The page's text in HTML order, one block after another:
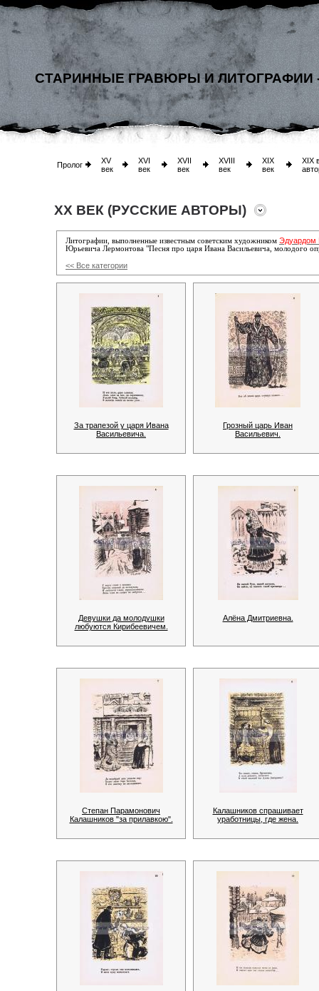
СТАРИННЫЕ ГРАВЮРЫ И ЛИТОГРАФИИ
Пролог
XV
век
XVI
век
XVII
век
XVIII
век
XIX
век
XIX
XX ВЕК (РУССКИЕ АВТОРЫ)
Литографии, выполненные известным советским художником Эдуардом
Юрьевича Лермонтова "Песня про царя Ивана Васильевича, молодого
<< Все категории
За трапезой у царя Ивана
Васильевича.
Грозный царь Иван
Васильевич.
Девушки да молодушки
любуются Кирибеевичем.
Алёна Дмитриевна.
Степан Парамонович
Калашников "за прилавкою".
Калашников спрашивает
уработницы, где жена.